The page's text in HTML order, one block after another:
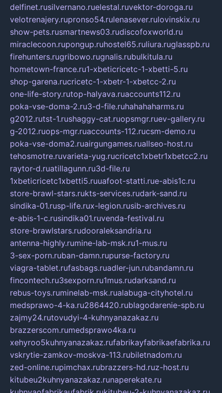
delfinet.rusilvernano.ruelestal.ruvektor-doroga.ru
velotrenajery.rupronso54.rulenasever.rulovinskix.ru
show-pets.rusmartnews03.rudiscofoxworld.ru
miraclecoon.rupongup.ruhostel65.ruliura.ruglasspb.ru
firehunters.rugribowo.rugnalis.rubulkitula.ru
hometown-france.ru1-xbeticricetc-1-xbetti-5.ru
shop-garena.rucricetc-1-xbetr-1-xbetcc-2.ru
one-life-story.rutop-halyava.ruaccounts112.ru
poka-vse-doma-2.ru3-d-file.ruhahahaharms.ru
g2012.rutst-1.rushaggy-cat.ruopsmgr.ruev-gallery.ru
g-2012.ruops-mgr.ruaccounts-112.rucsm-demo.ru
poka-vse-doma2.ruairgungames.ruallseo-host.ru
tehosmotre.ruvarieta-yug.rucricetc1xbetr1xbetcc2.ru
raytor-d.ruatillagunn.ru3d-file.ru
1xbeticricetc1xbetti5.ruuafoot-statti.rue-abis1c.ru
store-brawl-stars.rukts-services.rudark-sand.ru
sindika-01.rusp-life.rux-legion.rusib-archives.ru
e-abis-1-c.rusindika01.ruvenda-festival.ru
store-brawlstars.rudooraleksandria.ru
antenna-highly.rumine-lab-msk.ru1-mus.ru
3-sex-porn.ruban-damn.rupurse-factory.ru
viagra-tablet.rufasbags.ruadler-jun.rubandamn.ru
fincontech.ru3sexporn.ru1mus.rudarksand.ru
rebus-toys.ruminelab-msk.rualabuga-cityhotel.ru
medsprawo-4-ka.ru2864420.rublagodarenie-spb.ru
zajmy24.rutovudyi-4-kuhnyanazakaz.ru
brazzerscom.rumedsprawo4ka.ru
xehyroo5kuhnyanazakaz.rufabrikayfabrikaefabrika.ru
vskrytie-zamkov-moskva-113.rubiletnadom.ru
zed-online.rupimchax.rubrazzers-hd.ruz-host.ru
kitubeu2kuhnyanazakaz.runaperekate.ru